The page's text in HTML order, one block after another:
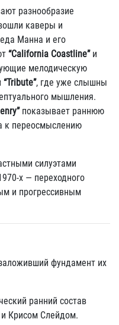
разнообразие
каверы и
Манна и его
“California Coastline”и
мелодическую
“Tribute”, где уже слышны
мышления.
показывает раннюю
к переосмыслению
силуэтами
х — переходного
и прогрессивным
фундамент их
ранний состав
Крисом Слейдом.